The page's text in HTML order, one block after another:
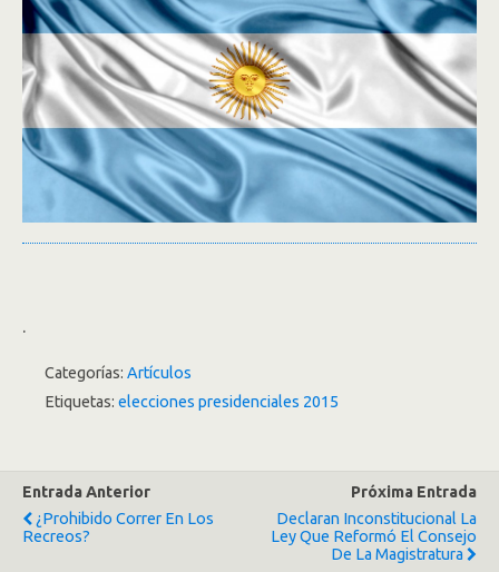
.
Categorías: Artículos
Etiquetas: elecciones presidenciales 2015
Entrada Anterior
¿Prohibido Correr En Los
Recreos?
Próxima Entrada
Declaran Inconstitucional La
Ley Que Reformó El Consejo
De La Magistratura